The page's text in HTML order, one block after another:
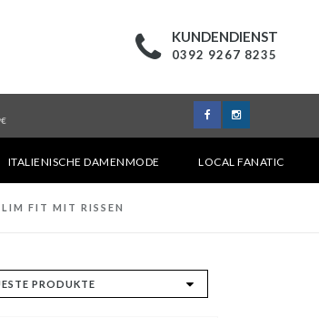
KUNDENDIENST
0392 9267 8235
ITALIENISCHE DAMENMODE LOCAL FANATIC
FIT MIT RISSEN